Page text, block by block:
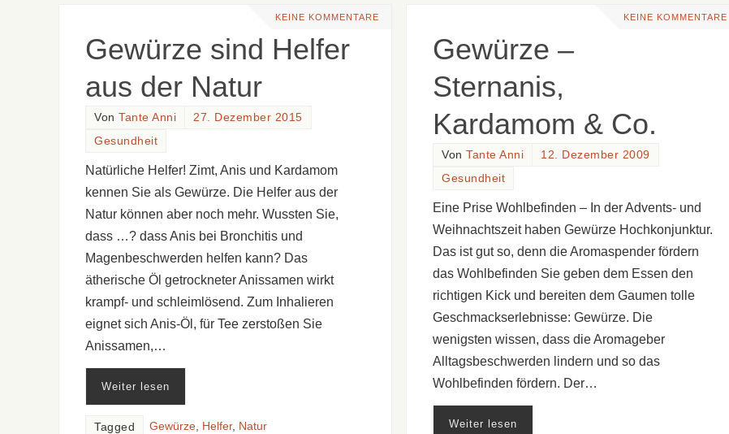
KEINE KOMMENTARE
Gewürze sind Helfer
aus der Natur
Von Tante Anni
27. Dezember 2015
Gesundheit
Natürliche Helfer! Zimt, Anis und Kardamom
kennen Sie als Gewürze. Die Helfer aus der
Natur können aber noch mehr. Wussten Sie,
dass …? dass Anis bei Bronchitis und
Magenbeschwerden helfen kann? Das
ätherische Öl getrockneter Anissamen wirkt
krampf- und schleimlösend. Zum Inhalieren
eignet sich Anis-Öl, für Tee zerstoßen Sie
Anissamen,…
Weiter lesen
Tagged Gewürze Helfer, Natur
KEINE KOMMENTARE
Gewürze –
Sternanis,
Kardamom & Co.
VonTante Anni
12. Dezember 2009
Gesundheit
Eine Prise Wohlbefinden – In der Advents- und
Weihnachtszeit haben Gewürze Hochkonjunktur.
Das ist gut so, denn die Aromaspender fördern
das Wohlbefinden Sie geben dem Essen den
richtigen Kick und bereiten dem Gaumen tolle
Geschmackserlebnisse: Gewürze. Die
wenigsten wissen, dass die Aromageber
Alltagsbeschwerden lindern und so das
Wohlbefinden fördern. Der…
Weiter lesen